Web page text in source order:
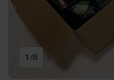
1 /8